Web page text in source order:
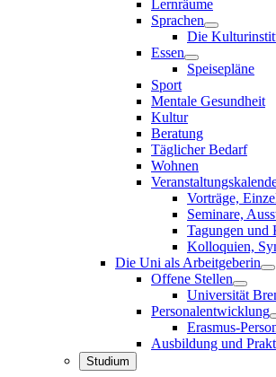
Lernräume
Sprachen
Die
Essen
Speisepläne
Sport
Mentale Gesundheit
Kultur
Beratung
Täglicher Bedarf
Wohnen
Vorträge,
Seminare,
Tagungen und
Kolloquien,
Die Uni als Arbeitgeberin
Offene Stellen
Universität
Personalentwicklung
Erasmus-
Ausbildung und
Studium